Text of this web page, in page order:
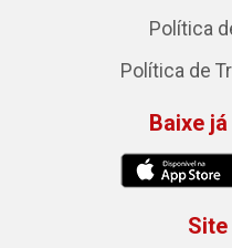
Política
Política de
Baixe